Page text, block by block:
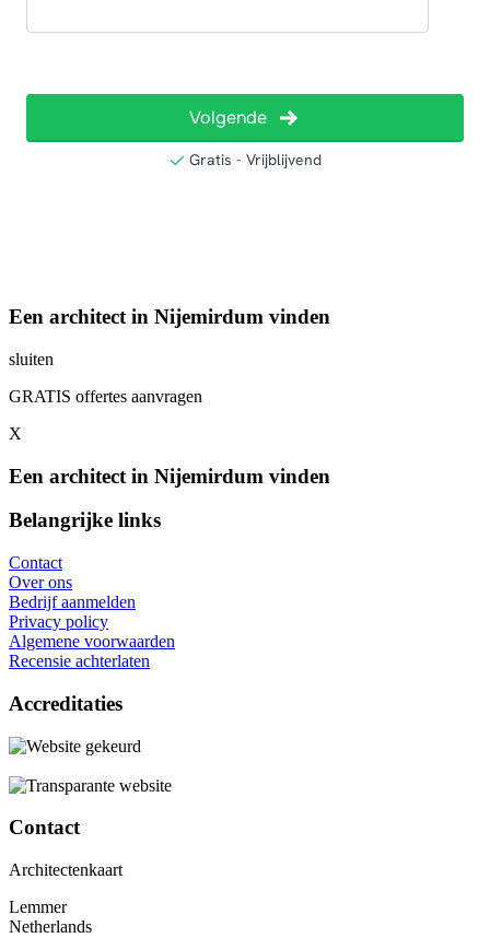
Een architect in Nijemirdum vinden
sluiten
GRATIS offertes aanvragen
X
Een architect in Nijemirdum vinden
Belangrijke links
Contact
Over ons
Bedrijf aanmelden
Privacy policy
Algemene voorwaarden
Recensie achterlaten
Accreditaties
Contact
Architectenkaart
Lemmer
Netherlands